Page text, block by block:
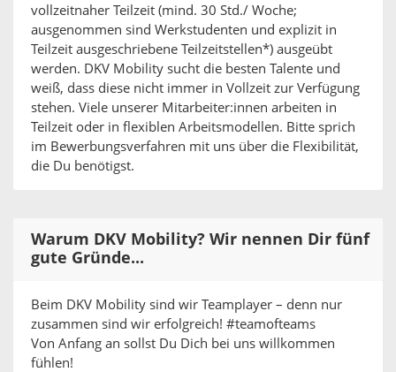
vollzeitnaher Teilzeit (mind. 30 Std./ Woche;
ausgenommen sind Werkstudenten und explizit in
Teilzeit ausgeschriebene Teilzeitstellen*) ausgeübt
werden. DKV Mobility sucht die besten Talente und
weiß, dass diese nicht immer in Vollzeit zur Verfügung
stehen. Viele unserer Mitarbeiter:innen arbeiten in
Teilzeit oder in flexiblen Arbeitsmodellen. Bitte sprich
im Bewerbungsverfahren mit uns über die Flexibilität,
die Du benötigst.
Warum DKV Mobility? Wir nennen Dir fünf
gute Gründe...
Beim DKV Mobility sind wir Teamplayer – denn nur
zusammen sind wir erfolgreich! #teamofteams
Von Anfang an sollst Du Dich bei uns willkommen
fühlen!